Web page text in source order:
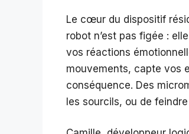
Le cœur du dispositif
robot n’est pas figée :
vos réactions
mouvements, capte vos
conséquence. Des
les sourcils, ou de